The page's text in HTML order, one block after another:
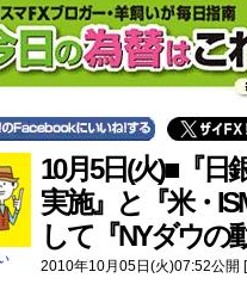
10月5日(火)■『日
実施』と『米・
して『NYダウの
2010年10月05日(火)07:52公開